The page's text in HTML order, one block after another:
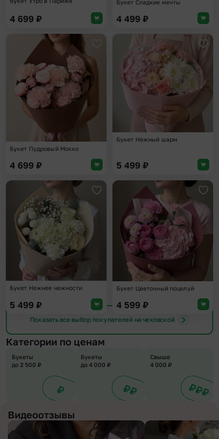
4 699 ₽
Букет Сладкие мечты
4 499 ₽
Добавить в избранное
Букет Пудровый Мокко
4 699 ₽
Букет Нежный шарм
5 499 ₽
Добавить в избранное
Букет Нежнее нежности
5 499 ₽
Букет Цветочный поцелуй
4 599 ₽
Показать все выбор покупателей на чеховской
Категории по ценам
Букеты
до 2 500 ₽
Букеты
до 4 000 ₽
Свыше
4 000 ₽
Видеоотзывы